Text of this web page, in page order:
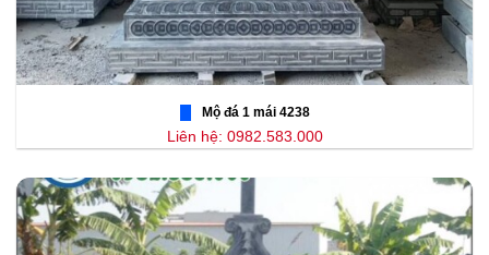
Mộ đá 1 mái 4238
Liên hệ: 0982.583.000